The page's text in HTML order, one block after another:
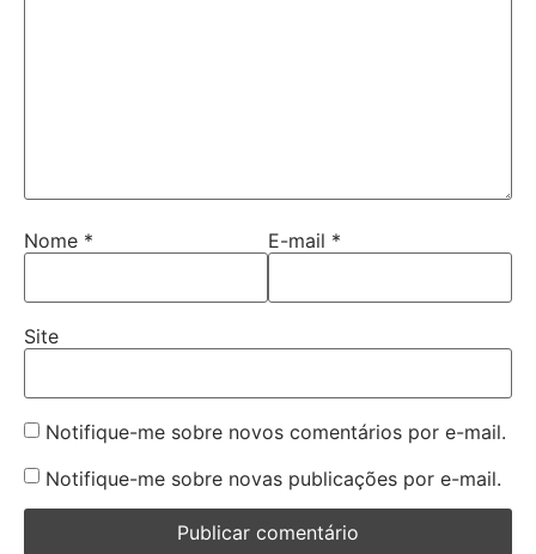
Nome * E-mail *
Site
Notifique-me sobre novos comentários por e-mail.
Notifique-me sobre novas publicações por e-mail.